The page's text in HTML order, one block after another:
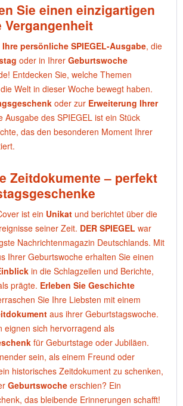
Sie einen einzigartigen
persönliche SPIEGEL-Ausgabe, die
oder in Ihrer Geburtswoche
Entdecken Sie, welche Themen
Welt in dieser Woche bewegt haben.
oder zur Erweiterung Ihrer
Ausgabe des SPIEGEL ist ein Stück
das den besonderen Moment Ihrer
Zeitdokumente – perfekt
ist ein Unikat und berichtet über die
seiner Zeit. DER SPIEGEL war
Nachrichtenmagazin Deutschlands. Mit
Ihrer Geburtswoche erhalten Sie einen
in die Schlagzeilen und Berichte,
prägte. Erleben Sie Geschichte
Sie Ihre Liebsten mit einem
aus ihrer Geburtstagswoche.
eignen sich hervorragend als
für Geburtstage oder Jubiläen.
sein, als einem Freund oder
historisches Zeitdokument zu schenken,
Geburtswoche erschien? Ein
das bleibende Erinnerungen schafft!